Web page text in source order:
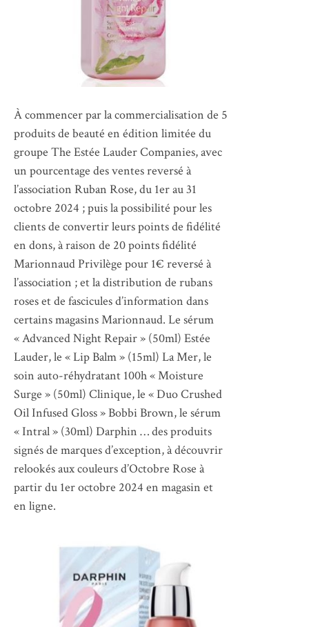
À commencer par la commercialisation de 5
produits de beauté en édition limitée du
groupe The Estée Lauder Companies, avec
un pourcentage des ventes reversé à
l’association Ruban Rose, du 1er au 31
octobre 2024 ; puis la possibilité pour les
clients de convertir leurs points de fidélité
en dons, à raison de 20 points fidélité
Marionnaud Privilège pour 1€ reversé à
l’association ; et la distribution de rubans
roses et de fascicules d’information dans
certains magasins Marionnaud. Le sérum
« Advanced Night Repair » (50ml) Estée
Lauder, le « Lip Balm » (15ml) La Mer, le
soin auto-réhydratant 100h « Moisture
Surge » (50ml) Clinique, le « Duo Crushed
Oil Infused Gloss » Bobbi Brown, le sérum
« Intral » (30ml) Darphin … des produits
signés de marques d’exception, à découvrir
relookés aux couleurs d’Octobre Rose à
partir du 1er octobre 2024 en magasin et
en ligne.